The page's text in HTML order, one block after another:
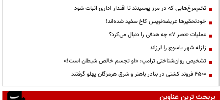
تخم‌مرغ‌هایی که در مرز پوسیدند تا اقتدار اداری اثبات شود
خودتحقیرها عریضه‌نویس کاخ سفید شده‌اند!
عملیات «نصر ۷» چه هدفی را دنبال می‌کرد؟
زلزله شهر یاسوج را لرزاند
تشخیص روان‌شناختی ترامپ: «او تجسم خالص شیطان است!»
۴۵۰۰ فروند کشتی در بنادر باهنر و شرق هرمزگان پهلو گرفتند
پربحث ترین عناوین